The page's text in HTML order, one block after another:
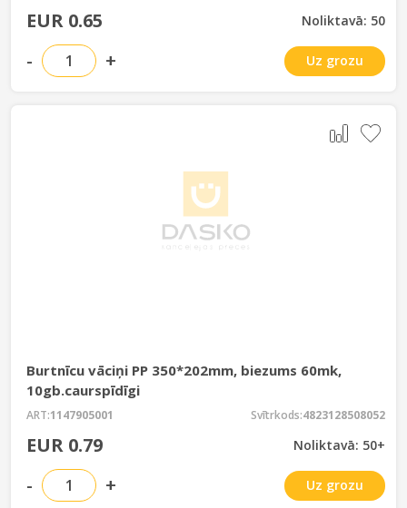
EUR 0.65 Noliktavā: 50
- + Uz grozu
Burtnīcu vāciņi PP 350*202mm, biezums 60mk,
10gb.caurspīdīgi
ART:1147905001 Svītrkods:4823128508052
EUR 0.79 Noliktavā: 50+
- + Uz grozu